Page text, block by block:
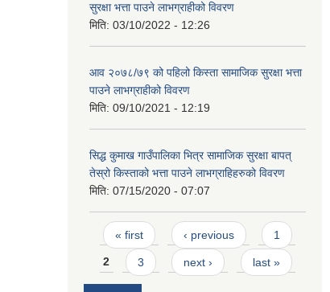
सुरक्षा भत्ता पाउने लाभग्राहीको विवरण
मिति: 03/10/2022 - 12:26
आव २०७८/७९ को पहिलो किस्ता सामाजिक सुरक्षा भत्ता
पाउने लाभग्राहीको विवरण
मिति: 09/10/2021 - 12:19
सिद्ध कुमाख गाउँपालिका भित्र सामाजिक सुरक्षा बापत्
तेस्रो किस्ताको भत्ता पाउने लाभग्राहिहरुको विवरण
मिति: 07/15/2020 - 07:07
Pages
« first ‹ previous 1
2 3 next › last »